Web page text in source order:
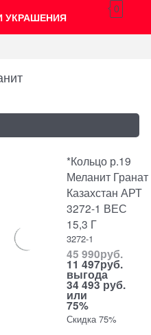
УКРАШЕНИЯ
0
*Кольцо р.19
Меланит Гранат
Казахстан АРТ
3272-1 ВЕС
15,3 Г
3272-1
45 990руб.
11 497руб.
выгода
34 493 руб.
или
75%
Скидка 75%